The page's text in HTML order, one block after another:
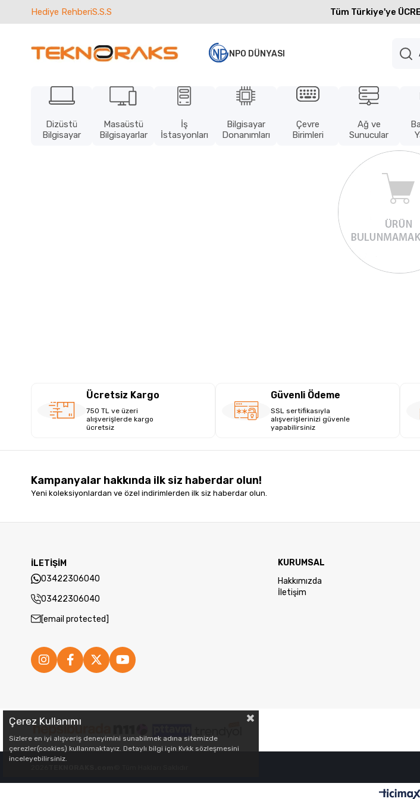
Hediye RehberiS.S.S Tüm Türkiye'ye
NPO DÜNYASI
Dizüstü
Bilgisayar
Masaüstü
Bilgisayarlar
İş
İstasyonları
Bilgisayar
Donanımları
Çevre
Birimleri
Ağ ve
Sunucular
Ücretsiz Kargo
750 TL ve üzeri
alışverişlerde kargo
ücretsiz
Güvenli Ödeme
SSL sertifikasıyla
alışverişlerinizi güvenle
yapabilirsiniz
Kampanyalar hakkında ilk siz haberdar olun!
Yeni koleksiyonlardan ve özel indirimlerden ilk siz haberdar olun.
İLETİŞİM
03422306040
03422306040
[email protected]
KURUMSAL
Hakkımızda
İletişim
Çerez Kullanımı
Sizlere en iyi alışveriş deneyimini sunabilmek adına sitemizde
çerezler(cookies) kullanmaktayız. Detaylı bilgi için Kvkk sözleşmesini
inceleyebilirsiniz.